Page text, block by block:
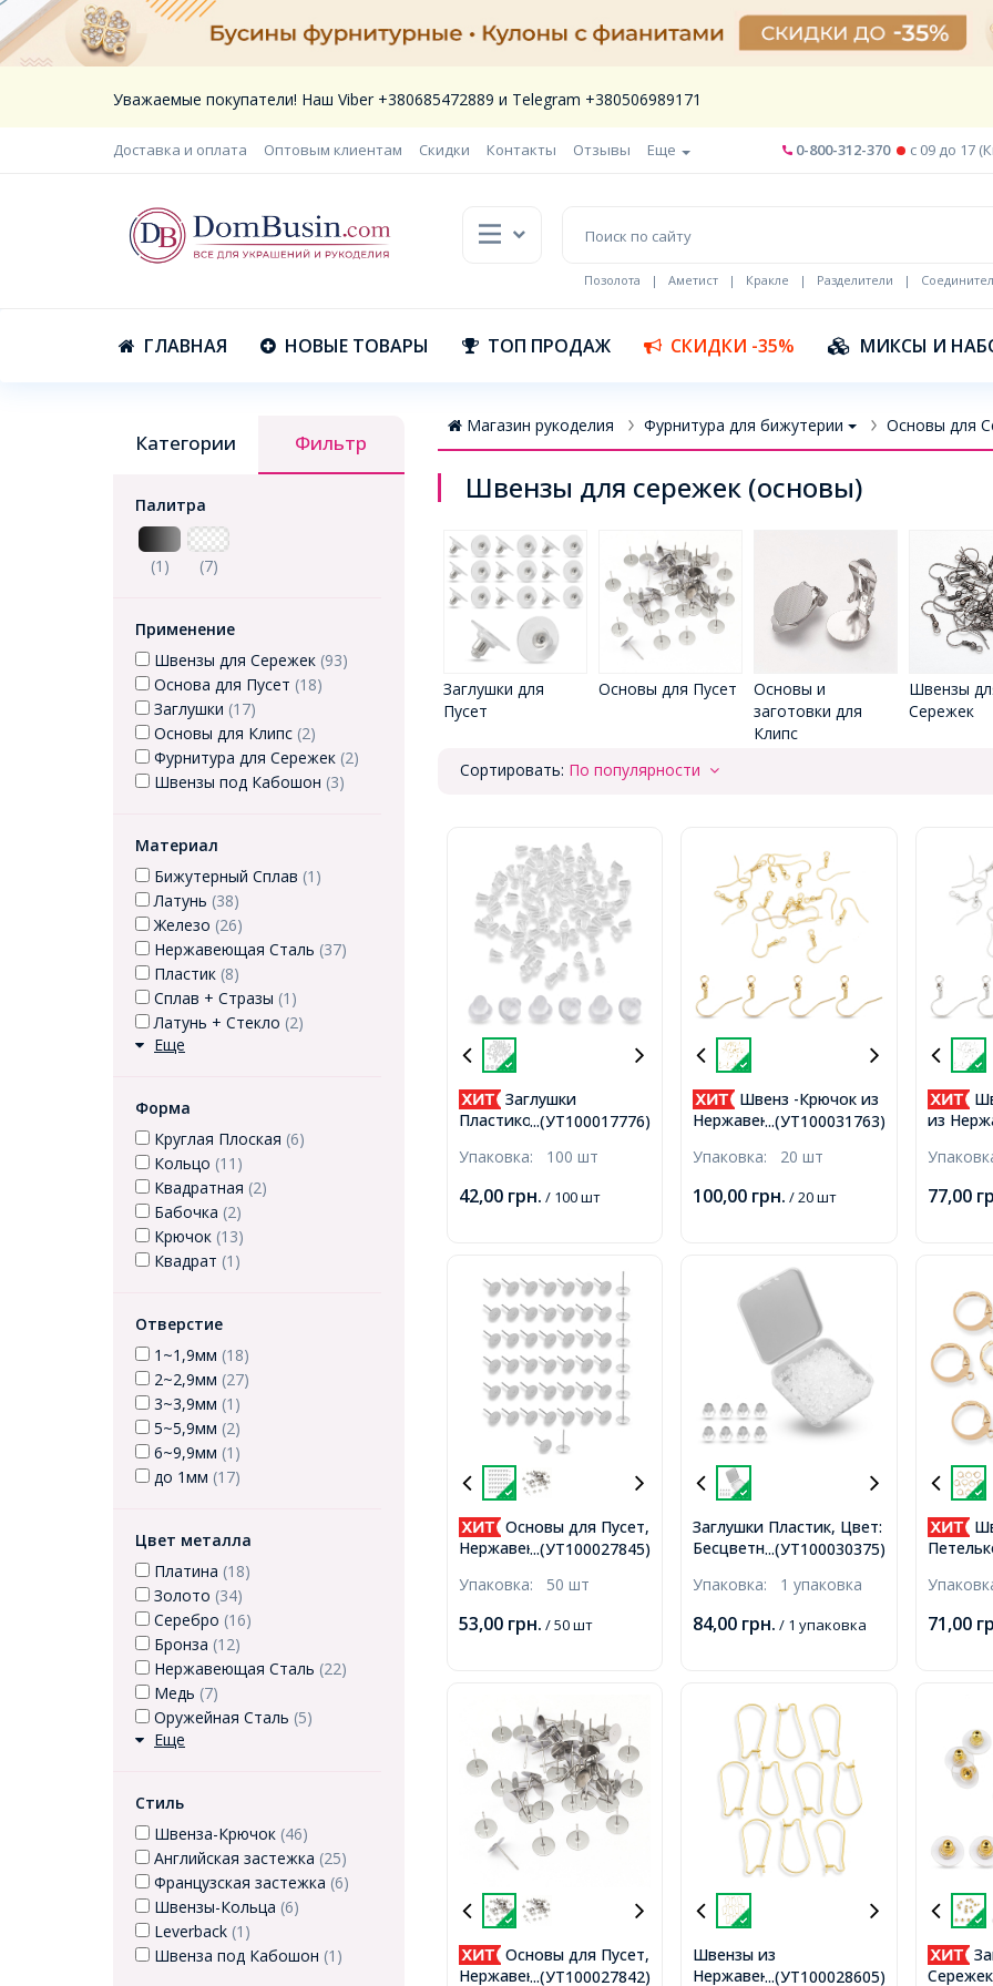
Уважаемые покупатели! Наш Viber +380685472889 и Telegram +380506989171
Доставка и оплата Оптовым клиентам Скидки Контакты Отзывы Еще 0-800-312-370 c 09 до 17
Позолота | Аметист | Кракле | Разделители |
ГЛАВНАЯ НОВЫЕ ТОВАРЫ ТОП ПРОДАЖ СКИДКИ -35% МИКСЫ И
Категории Фильтр
Палитра
(1) (7)
Применение
Швензы для Сережек (93)
Основа для Пусет (18)
Заглушки (17)
Основы для Клипс (2)
Фурнитура для Сережек (2)
Швензы под Кабошон (3)
Материал
Бижутерный Сплав (1)
Латунь (38)
Железо (26)
Нержавеющая Сталь (37)
Пластик (8)
Сплав + Стразы (1)
Латунь + Стекло (2)
Еще
Форма
Круглая Плоская (6)
Кольцо (11)
Квадратная (2)
Бабочка (2)
Крючок (13)
Квадрат (1)
Отверстие
1~1,9мм (18)
2~2,9мм (27)
3~3,9мм (1)
5~5,9мм (2)
6~9,9мм (1)
до 1мм (17)
Цвет металла
Платина (18)
Золото (34)
Серебро (16)
Бронза (12)
Нержавеющая Сталь (22)
Медь (7)
Оружейная Сталь (5)
Еще
Стиль
Швенза-Крючок (46)
Английская застежка (25)
Французская застежка (6)
Швензы-Кольца (6)
Leverback (1)
Швенза под Кабошон (1)
Магазин рукоделия Фурнитура для бижутерии Основы для
Швензы для сережек (основы)
Заглушки для
Пусет
Основы для Пусет
Основы и
заготовки для
Клипс
Швензы
Сережек
Сортировать: По популярности
...(УТ100017776)
Заглушки
Пластиковые,
Отверстие 0.7мм,
Упаковка: 100 шт
42,00 грн. / 100 шт
...(УТ100031763)
Швенз -Крючок из
Нержавеющей Стали,
Позолота 18К,
0.7мм, Отверстие 2мм,
Упаковка: 20 шт
100,00 грн. / 20 шт
из
0.7мм,
77,00
...(УТ100027845)
Основы для Пусет,
Нержавеющая Сталь,
12х8мм, Пин 0.6мм,
Упаковка: 50 шт
53,00 грн. / 50 шт
...(УТ100030375)
Заглушки Пластик, Цвет:
Бесцветный, Размер:
4мм, Отверстие 1мм,
Упаковка: 1 упаковка
84,00 грн. / 1 упаковка
Сталь
24К,
71,00
...(УТ100027842)
Основы для Пусет,
Нержавеющая Сталь,
...(УТ100028605)
Швензы из
Нержавеющей Стали,